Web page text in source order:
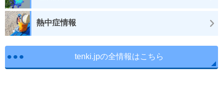
熱中症情報
tenki.jpの全情報はこちら